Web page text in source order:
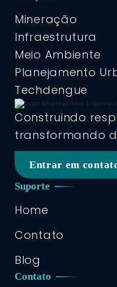
Construindo
transformando
Entrar em
Suporte
Home
Contato
Blog
Contato
Mineração
Infraestrutura
Meio Ambiente
Planejamento
Techdengue